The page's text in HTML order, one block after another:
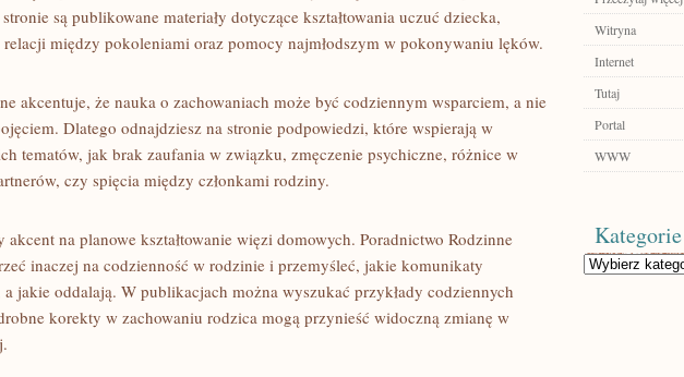
są publikowane materiały dotyczące kształtowania uczuć dziecka,
między pokoleniami oraz pomocy najmłodszym w pokonywaniu lęków.
akcentuje, że nauka o zachowaniach może być codziennym wsparciem, a nie
Dlatego odnajdziesz na stronie podpowiedzi, które wspierają w
tematów, jak brak zaufania w związku, zmęczenie psychiczne, różnice w
czy spięcia między członkami rodziny.
akcent na planowe kształtowanie więzi domowych. Poradnictwo Rodzinne
inaczej na codzienność w rodzinie i przemyśleć, jakie komunikaty
a jakie oddalają. W publikacjach można wyszukać przykłady codziennych
korekty w zachowaniu rodzica mogą przynieść widoczną zmianę w
Witryna
Internet
Tutaj
Portal
WWW
Kategorie
Kategorie